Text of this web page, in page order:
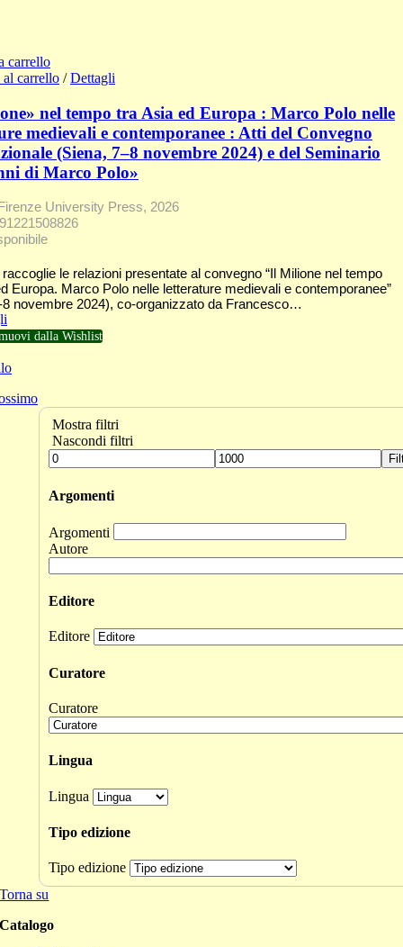
carrello
carrello / Dettagli
nel tempo tra Asia ed Europa : Marco Polo nelle
medievali e contemporanee : Atti del Convegno
(Siena, 7–8 novembre 2024) e del Seminario
di Marco Polo»
University Press, 2026
le relazioni presentate al convegno “Il Milione nel tempo
Europa. Marco Polo nelle letterature medievali e contemporanee”
8 novembre 2024), co-organizzato da Francesco…
dalla Wishlist
Mostra filtri
Nascondi filtri
Argomenti
Argomenti
Autore
Editore
Editore
Curatore
Curatore
Lingua
Lingua
Tipo edizione
Tipo edizione
Torna su
Catalogo